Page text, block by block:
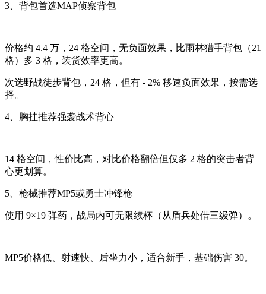
3、背包首选MAP侦察背包
价格约 4.4 万，24 格空间，无负面效果，比雨林猎手背包（21
格）多 3 格，装货效率更高。
次选野战徒步背包，24 格，但有 - 2% 移速负面效果，按需选
择。
4、胸挂推荐强袭战术背心
14 格空间，性价比高，对比价格翻倍但仅多 2 格的突击者背
心更划算。
5、枪械推荐MP5或勇士冲锋枪
使用 9×19 弹药，战局内可无限续杯（从盾兵处借三级弹）。
MP5价格低、射速快、后坐力小，适合新手，基础伤害 30。